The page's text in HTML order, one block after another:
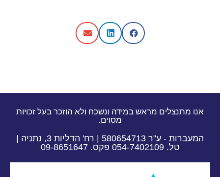
אנו מתנצלים מראש במידה ונשכח ולא הוזכר בעל זכויות
מסוים.
המעברות - ע"ר 580654713 | רח' הדליות 3, נתניה |
טל. 054-7402109 פקס. 09-8651647​